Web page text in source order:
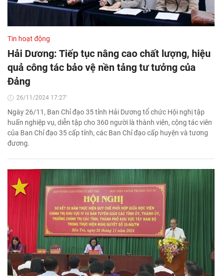
Tin hoạt động
Hải Dương: Tiếp tục nâng cao chất lượng, hiệu
quả công tác bảo vệ nền tảng tư tưởng của
Đảng
26/11/2024 17:27'
Ngày 26/11, Ban Chỉ đạo 35 tỉnh Hải Dương tổ chức Hội nghị tập
huấn nghiệp vụ, diễn tập cho 360 người là thành viên, cộng tác viên
của Ban Chỉ đạo 35 cấp tỉnh, các Ban Chỉ đạo cấp huyện và tương
đương.